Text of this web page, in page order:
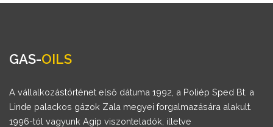
GAS-OILS
A vállalkozástörténet első dátuma 1992, a Poliép Sped Bt. a
Linde palackos gázok Zala megyei forgalmazására alakult.
1996-tól vagyunk Agip viszonteladók, illetve